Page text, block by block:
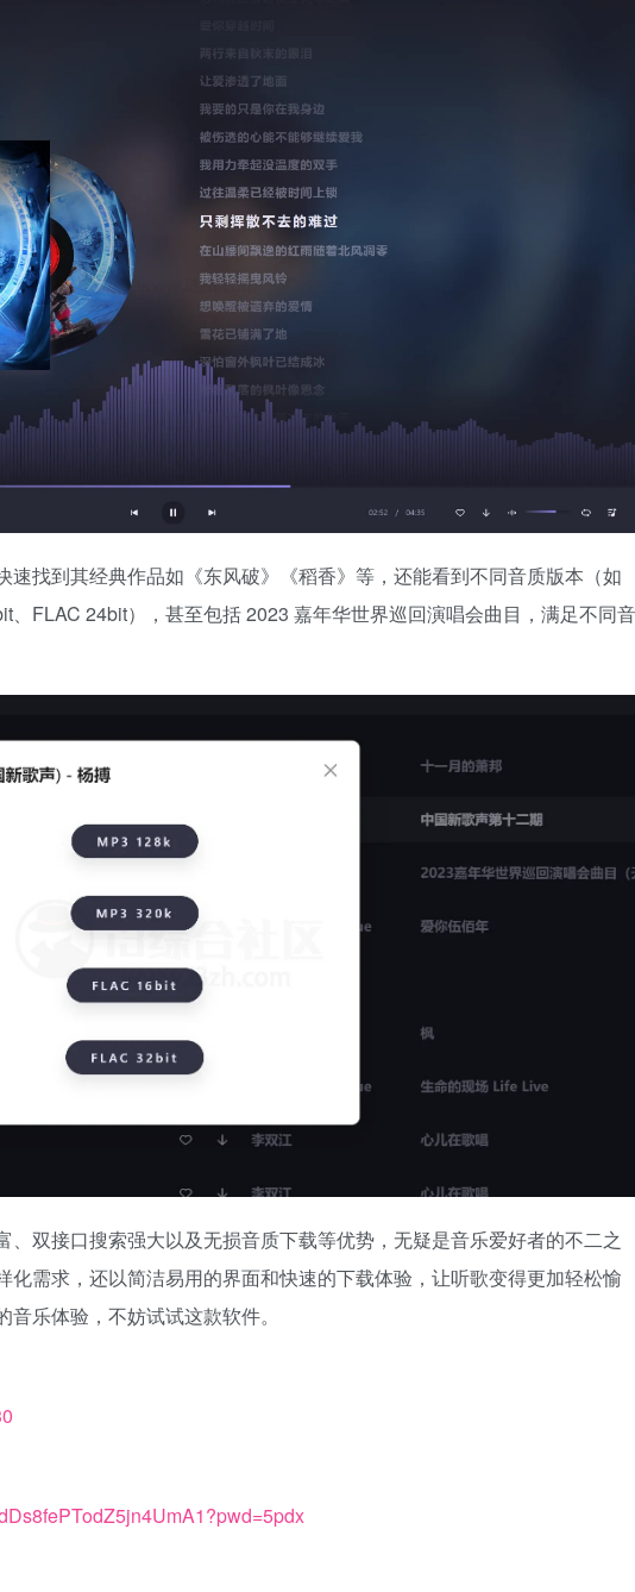
速找到其经典作品如《东风破》《稻香》等，还能看到不同音质版本（如
、FLAC 24bit），甚至包括 2023 嘉年华世界巡回演唱会曲目，满足不同音
、双接口搜索强大以及无损音质下载等优势，无疑是音乐爱好者的不二之
化需求，还以简洁易用的界面和快速的下载体验，让听歌变得更加轻松愉
乐体验，不妨试试这款软件。